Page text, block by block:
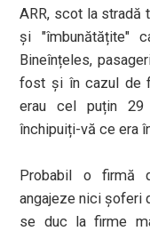
ARR, scot la stradă
și "îmbunătățite"
Bineînțeles,
fost și în cazul de
erau cel puțin 29
închipuiți-vă ce era
Probabil o firmă
angajeze nici șoferi
se duc la firme